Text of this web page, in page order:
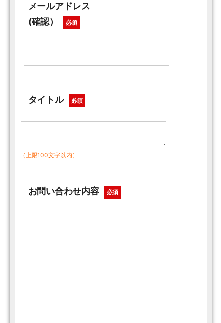
メールアドレス
(確認）
必須
タイトル 必須
（上限100文字以内）
お問い合わせ内容 必須